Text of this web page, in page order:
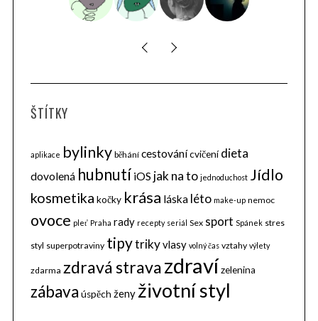
ŠTÍTKY
aplikace bylinky běhání cestovánícvičení dieta
dovolená hubnutí iOS jak na to jednoduchost Jídlo
kosmetika kočky krása láska léto make-up nemoc
ovoce pleť Praha rady recepty seriál Sex sport Spánek stres
styl superpotraviny tipytrikyvlasy volný čas vztahy výlety
zdarma zdravá stravazdravízelenina
zábava úspěch ženy životní styl